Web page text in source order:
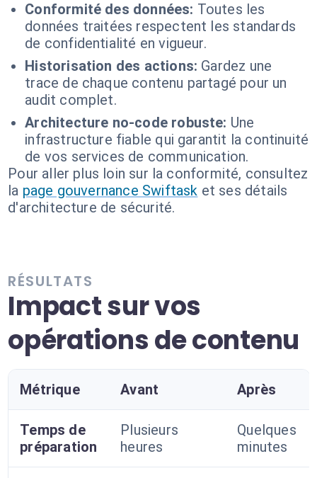
Conformité des données: Toutes les
données traitées respectent les standards
de confidentialité en vigueur.
Historisation des actions: Gardez une
trace de chaque contenu partagé pour un
audit complet.
Architecture no-code robuste: Une
infrastructure fiable qui garantit la continuité
de vos services de communication.
Pour aller plus loin sur la conformité, consultez
la page gouvernance Swiftask et ses détails
d'architecture de sécurité.
RÉSULTATS
Impact sur vos
opérations de contenu
Métrique Avant Après
Temps de
préparation
Plusieurs
heures
Quelques
minutes